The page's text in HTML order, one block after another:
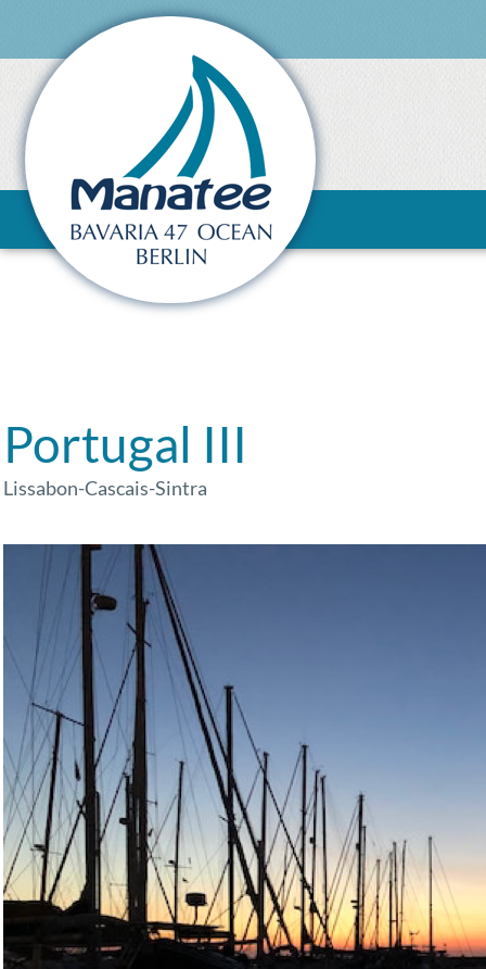
Portugal III
Lissabon-Cascais-Sintra